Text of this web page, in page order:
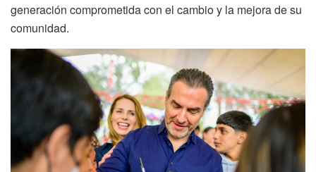
generación comprometida con el cambio y la mejora de su
comunidad.